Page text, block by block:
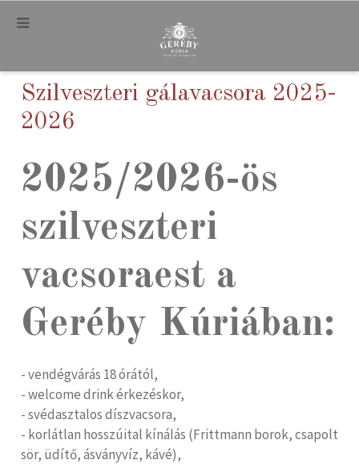
.
Szilveszteri gálavacsora 2025-
2026
2025/2026-ös
szilveszteri
vacsoraest a
Geréby Kúriában:
- vendégvárás 18 órától,
- welcome drink érkezéskor,
- svédasztalos díszvacsora,
- korlátlan hosszúital kínálás (Frittmann borok, csapolt
sör, üdítő, ásványvíz, kávé),